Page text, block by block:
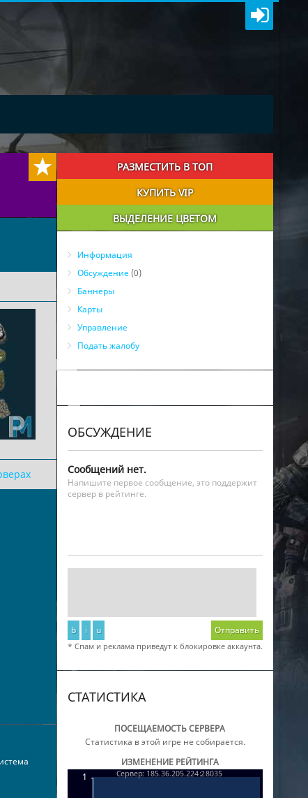
РАЗМЕСТИТЬ В ТОП
КУПИТЬ VIP
ВЫДЕЛЕНИЕ ЦВЕТОМ
Информация
Обсуждение(0)
Баннеры
Карты
Управление
Подать жалобу
ОБСУЖДЕНИЕ
Сообщений нет.
Напишите первое сообщение, это поддержит
сервер в рейтинге.
b i u Отправить
* Спам и реклама приведут к блокировке аккаунта.
СТАТИСТИКА
ПОСЕЩАЕМОСТЬ СЕРВЕРА
Статистика в этой игре не собирается.
ИЗМЕНЕНИЕ РЕЙТИНГА